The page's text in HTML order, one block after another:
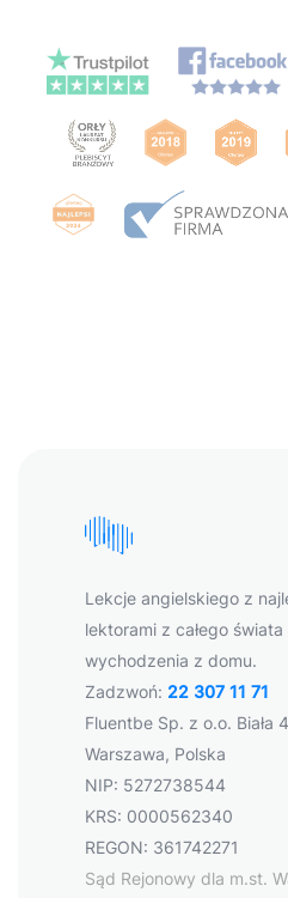
Lekcje angielskiego z
lektorami z całego świata
wychodzenia z domu.
Zadzwoń: 22 307 11 71
Fluentbe Sp. z o.o. Biała
Warszawa, Polska
NIP: 5272738544
KRS: 0000562340
REGON: 361742271
Sąd Rejonowy dla m.st.